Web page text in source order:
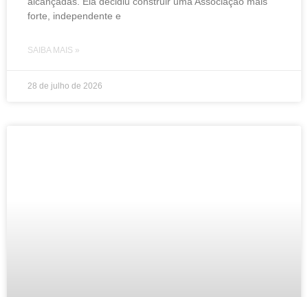
forte, independente e
SAIBA MAIS »
28 de julho de 2026